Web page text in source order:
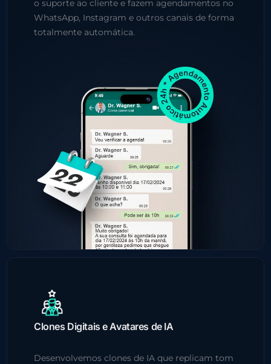
o suporte ao cliente e fazem agendamentos no
WhatsApp, Instagram e outros canais de forma
totalmente automática.
Clones Digitais e Avatares de IA
Desenvolvemos clones de IA que replicam tom